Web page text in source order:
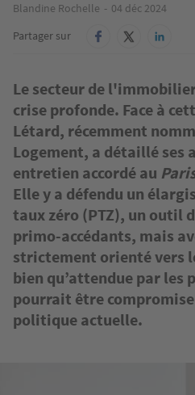
Blandine Rochelle
04 déc 2024
Partager sur
Le secteur de
crise profonde. Face à
Létard, récemment
Logement, a détaillé ses
entretien accordé au
Elle y a défendu un
taux zéro (PTZ), un outil
primo-accédants, mais
strictement orienté vers
bien qu’attendue par les
pourrait être
politique actuelle.